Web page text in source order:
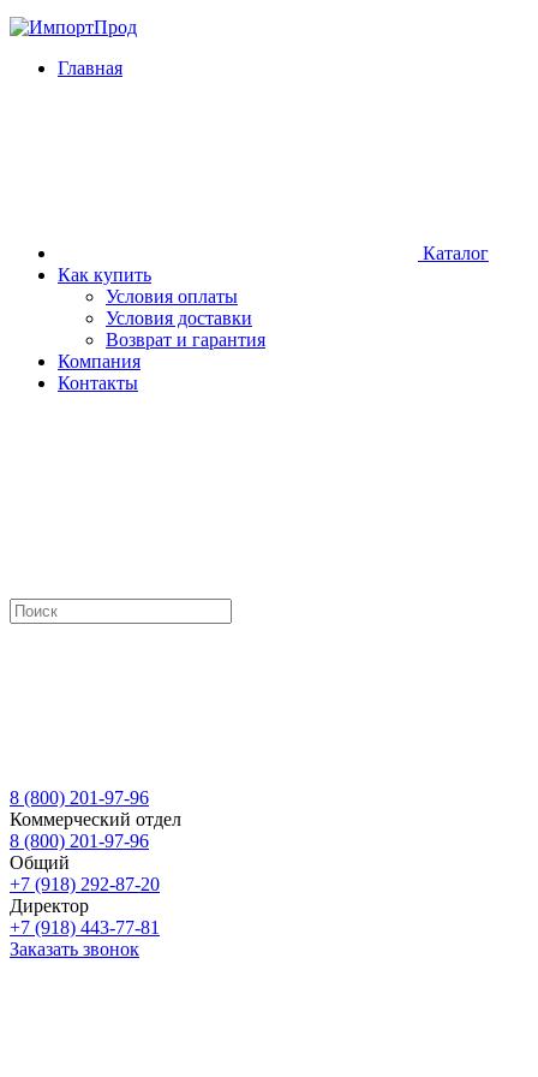
Главная
Каталог
Как купить
Условия оплаты
Условия доставки
Возврат и гарантия
Компания
Контакты
8 (800) 201-97-96
Коммерческий отдел
8 (800) 201-97-96
Общий
+7 (918) 292-87-20
Директор
+7 (918) 443-77-81
Заказать звонок